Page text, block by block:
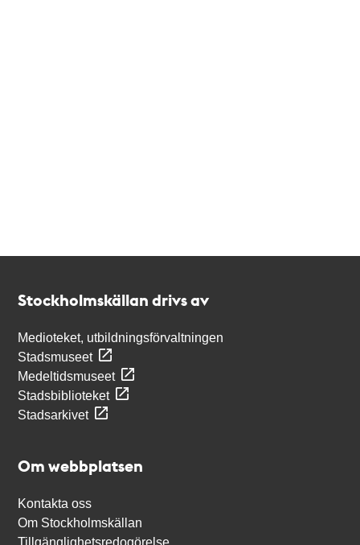
Stockholmskällan drivs av
Medioteket, utbildningsförvaltningen
Stadsmuseet
Medeltidsmuseet
Stadsbiblioteket
Stadsarkivet
Om webbplatsen
Kontakta oss
Om Stockholmskällan
Tillgänglighetsredogörelse